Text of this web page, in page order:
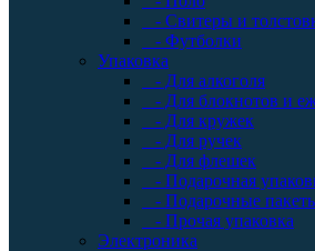
- Свитеры и
- Футболки
Упаковка
- Для алкоголя
- Для блокнотов и
- Для кружек
- Для ручек
- Для флешек
- Подарочная
- Подарочные
- Прочая упаковка
Электроника